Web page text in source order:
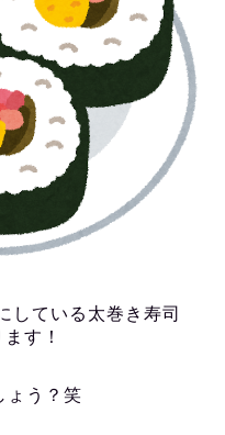
している太巻き寿司
す！
ょう？笑